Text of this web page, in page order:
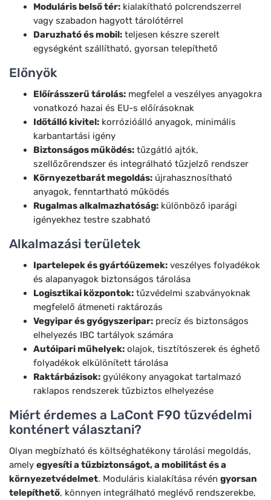
Moduláris belső tér: kialakítható polcrendszerrel
vagy szabadon hagyott tárolótérrel
Daruzható és mobil: teljesen készre szerelt
egységként szállítható, gyorsan telepíthető
Előnyök
Előírásszerű tárolás: megfelel a veszélyes anyagokra
vonatkozó hazai és EU-s előírásoknak
Időtálló kivitel: korrózióálló anyagok, minimális
karbantartási igény
Biztonságos működés: tűzgátló ajtók,
szellőzőrendszer és integrálható tűzjelző rendszer
Környezetbarát megoldás: újrahasznosítható
anyagok, fenntartható működés
Rugalmas alkalmazhatóság: különböző iparági
igényekhez testre szabható
Alkalmazási területek
Ipartelepek és gyártóüzemek: veszélyes folyadékok
és alapanyagok biztonságos tárolása
Logisztikai központok: tűzvédelmi szabványoknak
megfelelő átmeneti raktározás
Vegyipar és gyógyszeripar: precíz és biztonságos
elhelyezés IBC tartályok számára
Autóipari műhelyek: olajok, tisztítószerek és éghető
folyadékok elkülönített tárolása
Raktárbázisok: gyúlékony anyagokat tartalmazó
raklapos rendszerek tűzbiztos elhelyezése
Miért érdemes a LaCont F90 tűzvédelmi
konténert választani?
Olyan megbízható és költséghatékony tárolási megoldás,
amely egyesíti a tűzbiztonságot, a mobilitást és a
környezetvédelmet. Moduláris kialakítása révén gyorsan
telepíthető, könnyen integrálható meglévő rendszerekbe,